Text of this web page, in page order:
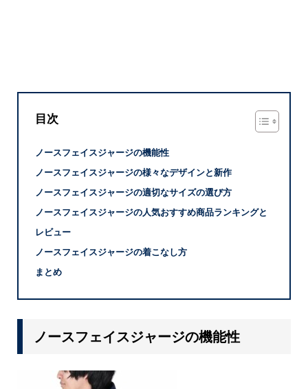
目次
ノースフェイスジャージの機能性
ノースフェイスジャージの様々なデザインと新作
ノースフェイスジャージの適切なサイズの選び方
ノースフェイスジャージの人気おすすめ商品ランキングと
レビュー
ノースフェイスジャージの着こなし方
まとめ
ノースフェイスジャージの機能性